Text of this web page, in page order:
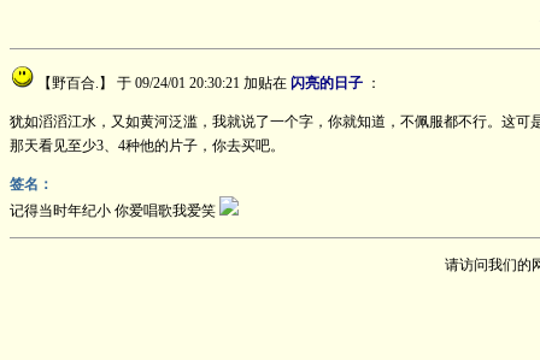
【野百合.】 于 09/24/01 20:30:21 加贴在 闪亮的日子 ：
犹如滔滔江水，又如黄河泛滥，我就说了一个字，你就知道，不佩服都不行。这可
那天看见至少3、4种他的片子，你去买吧。
签名：
记得当时年纪小 你爱唱歌我爱笑
请访问我们的